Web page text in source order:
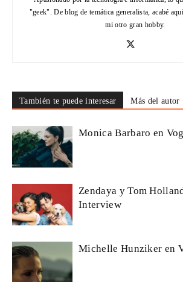
"geek". De blog de temática generalista, acabé
mi otro gran hobby.
También te puede interesar Más del autor
Monica Barbaro en
Zendaya y Tom
Interview
Michelle Hunziker en